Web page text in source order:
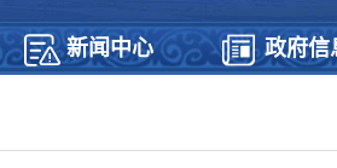
新闻中心 政府信